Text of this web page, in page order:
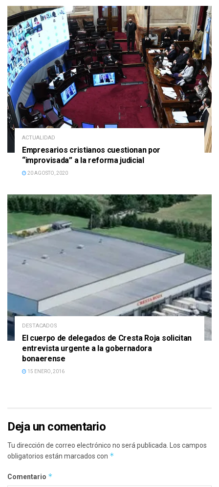
ACTUALIDAD
Empresarios cristianos cuestionan por
“improvisada” a la reforma judicial
20 AGOSTO, 2020
DESTACADOS
El cuerpo de delegados de Cresta Roja solicitan
entrevista urgente a la gobernadora
bonaerense
15 ENERO, 2016
Deja un comentario
Tu dirección de correo electrónico no será publicada. Los campos
obligatorios están marcados con *
Comentario *